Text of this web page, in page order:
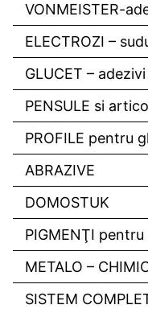
VONMEISTER-
ELECTROZI –
GLUCET –
PENSULE si
PROFILE pentru
ABRAZIVE
DOMOSTUK
PIGMENŢI
METALO –
SISTEM